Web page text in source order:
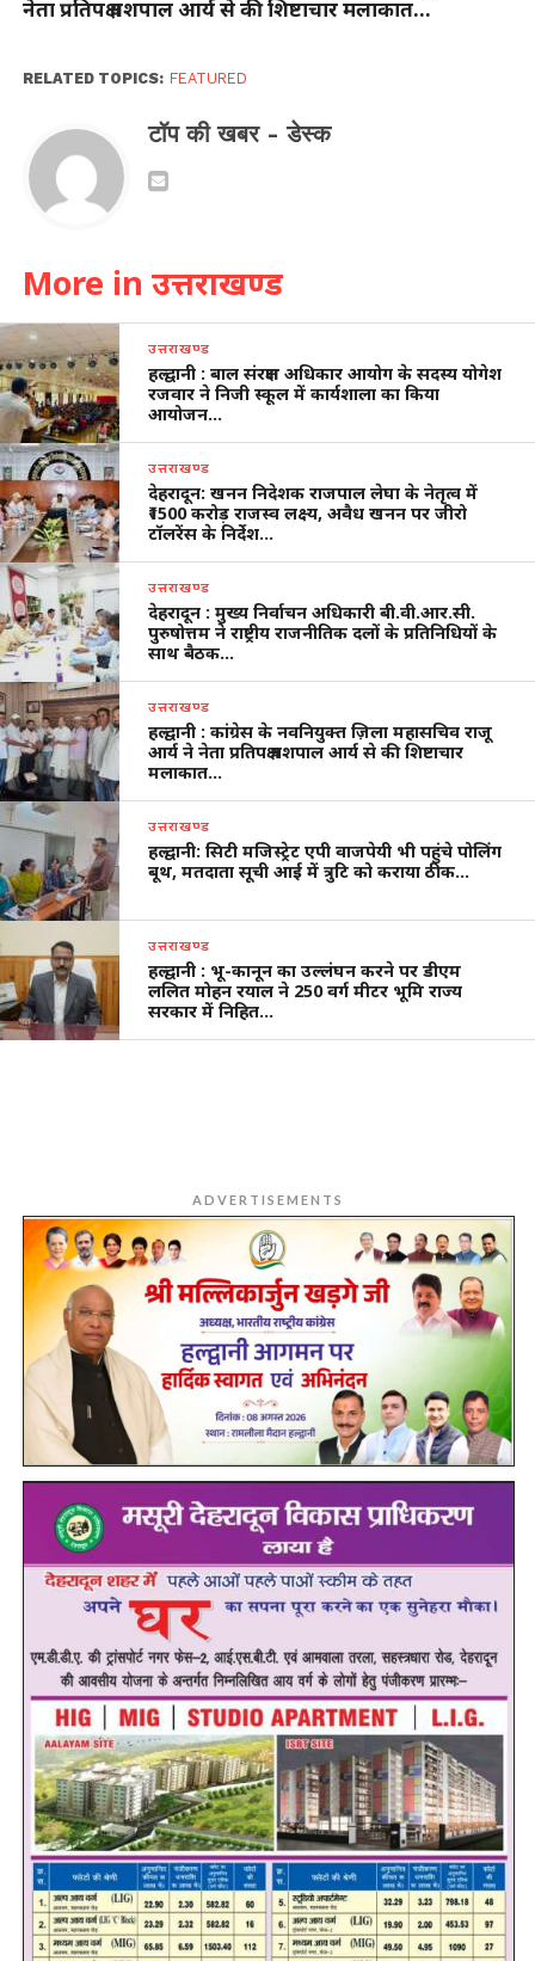
नेता प्रतिपक्ष यशपाल आर्य से की शिष्टाचार मलाकात…
RELATED TOPICS: FEATURED
टॉप की खबर - डेस्क
More in उत्तराखण्ड
उत्तराखण्ड
हल्द्वानी : बाल संरक्षण अधिकार आयोग के सदस्य योगेश
रजवार ने निजी स्कूल में कार्यशाला का किया
आयोजन…
उत्तराखण्ड
देहरादून: खनन निदेशक राजपाल लेघा के नेतृत्व में
₹1500 करोड़ राजस्व लक्ष्य, अवैध खनन पर जीरो
टॉलरेंस के निर्देश…
उत्तराखण्ड
देहरादून : मुख्य निर्वाचन अधिकारी बी.वी.आर.सी.
पुरुषोत्तम ने राष्ट्रीय राजनीतिक दलों के प्रतिनिधियों के
साथ बैठक…
उत्तराखण्ड
हल्द्वानी : कांग्रेस के नवनियुक्त ज़िला महासचिव राजू
आर्य ने नेता प्रतिपक्ष यशपाल आर्य से की शिष्टाचार
मलाकात…
उत्तराखण्ड
हल्द्वानी: सिटी मजिस्ट्रेट एपी वाजपेयी भी पहुंचे पोलिंग
बूथ, मतदाता सूची आई में त्रुटि को कराया ठीक…
उत्तराखण्ड
हल्द्वानी : भू-कानून का उल्लंघन करने पर डीएम
ललित मोहन रयाल ने 250 वर्ग मीटर भूमि राज्य
सरकार में निहित…
ADVERTISEMENTS